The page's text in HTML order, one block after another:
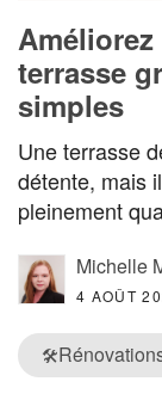
terrasse
simples
Une terrasse
détente, mais
pleinement
Michelle
4 AOÛT
🛠️